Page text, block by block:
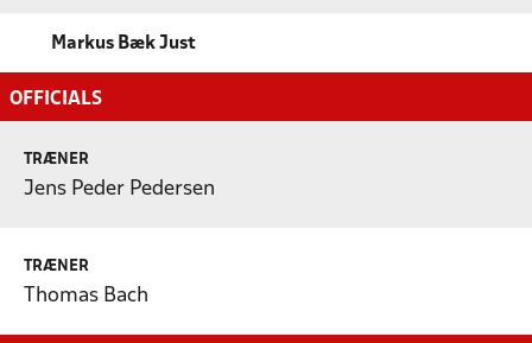
Markus Bæk Just
OFFICIALS
TRÆNER
Jens Peder Pedersen
TRÆNER
Thomas Bach